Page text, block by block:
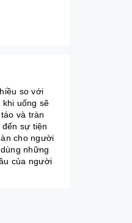
so với
uống sẽ
và tràn
sự tiện
cho người
những
của người